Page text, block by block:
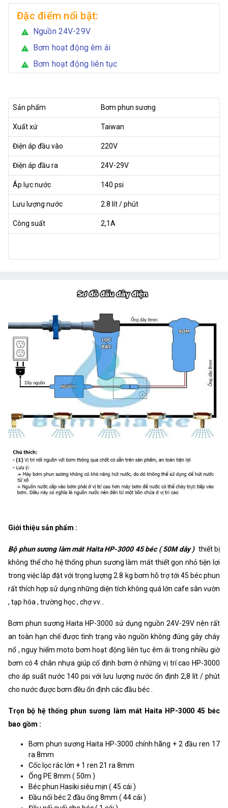
Đặc điểm nổi bật:
warning Nguồn 24V-29V
warning Bơm hoạt động êm ái
warning Bơm hoạt động liên tục
Sản phẩm Bơm phun sương
Xuất xứ Taiwan
Điện áp đầu vào 220V
Điện áp đầu ra 24V-29V
Áp lực nước 140 psi
Lưu lượng nước 2.8 lít / phút
Công suất 2,1A
Giới thiệu sản phẩm :
Bộ phun sương làm mát Haita HP-3000 45 béc ( 50M dây ) thiết bị
không thể cho hệ thống phun sương làm mát thiết gọn nhỏ tiện lợi
trong việc lắp đặt với trọng lượng 2.8 kg bơm hỗ trợ tới 45 béc phun
rất thích hợp sử dụng những diện tích không quá lớn cafe sân vườn
, tạp hóa , trường học , chợ vv...
Bơm phun sương Haita HP-3000 sử dụng nguồn 24V-29V nên rất
an toàn hạn chế được tình trạng vào nguồn không đúng gây cháy
nổ , nguy hiểm moto bơm hoạt động liên tục êm ái trong nhiều giờ
bơm có 4 chân nhựa giúp cố định bơm ở những vị trí cao HP-3000
cho áp suất nước 140 psi với lưu lượng nước ổn định 2,8 lít / phút
cho nước được bơm đều ổn định các đầu béc .
Trọn bộ hệ thống phun sương làm mát Haita HP-3000 45 béc
bao gồm :
Bơm phun sương Haita HP-3000 chính hãng + 2 đầu ren 17
ra 8mm
Cốc lọc rác lớn + 1 ren 21 ra 8mm
Ống PE 8mm ( 50m )
Béc phun Hasiki siêu mịn ( 45 cái )
Đầu nối béc 2 đầu ống 8mm ( 44 cái )